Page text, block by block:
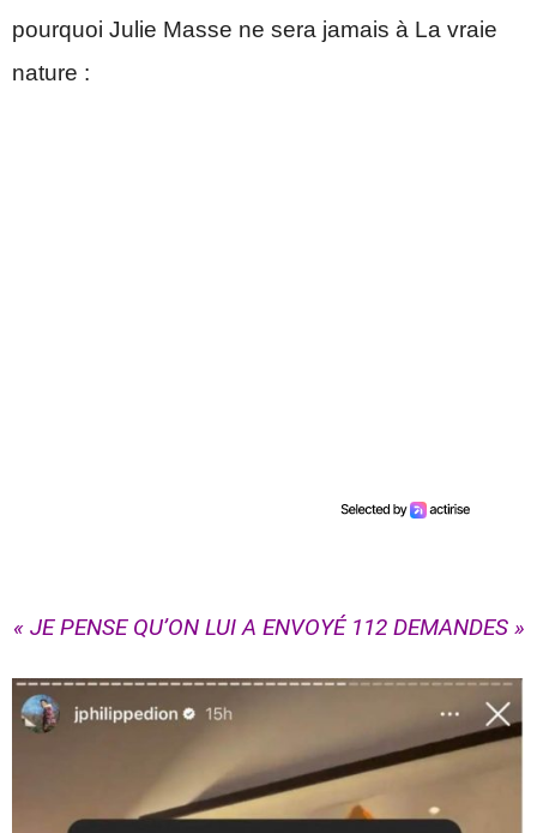
pourquoi Julie Masse ne sera jamais à La vraie
nature :
« JE PENSE QU’ON LUI A ENVOYÉ 112 DEMANDES »